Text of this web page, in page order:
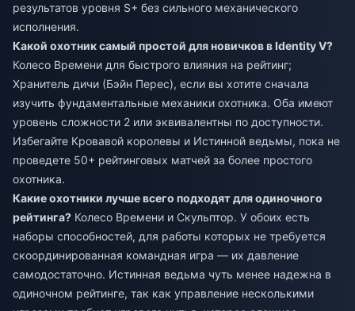
результатов уровня S+ без сильного механического
исполнения.
Какой охотник самый простой для новичков в Identity V?
Колесо Времени для быстрого влияния на рейтинг;
Хранитель дичи (Бэйн Перес), если вы хотите сначала
изучить фундаментальные механики охотника. Оба имеют
уровень сложности 2 или эквивалентны по доступности.
Избегайте Кровавой королевы и Истинной ведьмы, пока не
проведете 50+ рейтинговых матчей за более простого
охотника.
Какие охотники лучше всего подходят для одиночного
рейтинга? Колесо Времени и Скульптор. У обоих есть
наборы способностей, для работы которых не требуется
скоординированная командная игра — их давление
самодостаточно. Истинная ведьма чуть менее надежна в
одиночном рейтинге, так как управление несколькими